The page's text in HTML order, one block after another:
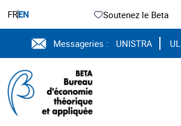
FREN Soutenez le Beta
Messageries : UNISTRA UL